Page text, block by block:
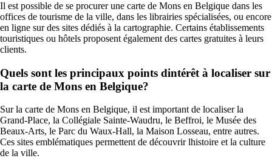
Il est possible de se procurer une carte de Mons en Belgique dans les
offices de tourisme de la ville, dans les librairies spécialisées, ou encore
en ligne sur des sites dédiés à la cartographie. Certains établissements
touristiques ou hôtels proposent également des cartes gratuites à leurs
clients.
Quels sont les principaux points dintérêt à localiser sur
la carte de Mons en Belgique?
Sur la carte de Mons en Belgique, il est important de localiser la
Grand-Place, la Collégiale Sainte-Waudru, le Beffroi, le Musée des
Beaux-Arts, le Parc du Waux-Hall, la Maison Losseau, entre autres.
Ces sites emblématiques permettent de découvrir lhistoire et la culture
de la ville.